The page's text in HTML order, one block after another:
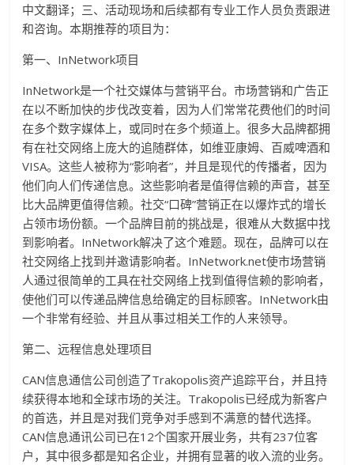
中文翻译；三、活动现场和后续都有专业工作人员负责跟进
和咨询。本期推荐的项目为：
第一、InNetwork项目
InNetwork是一个社交媒体与营销平台。市场营销和广告正
在以不断加快的步伐改变着，因为人们常常花费他们的时间
在多个数字媒体上，或同时在多个频道上。很多大品牌都拥
有在社交网络上庞大的追随群体，如维亚康姆、百威啤酒和
VISA。这些人被称为“影响者”，并且是现代的传播者，因为
他们向人们传递信息。这些影响者是值得信赖的声音，甚至
比大品牌更值得信赖。社交“口​​碑”营销正在以爆炸式的增长
占领市场份额。一个品牌目前的挑战是，很难从大数据中找
到影响者。InNetwork解决了这个难题。现在，品牌可以在
社交网络上找到并邀请影响者。InNetwork.net使市场营销
人通过很简单的工具在社交网络上找到值得信赖的影响者，
使他们可以传递品牌信息给确定的目标顾客。InNetwork由
一个非常有经验、并且从事过相关工作的人来领导。
第二、远程信息处理项目
CAN信息通信公司创造了Trakopolis资产追踪平台，并且持
续获得本地和全球市场的关注。Trakopolis已经成为新客户
的首选，并且是对我们竞争对手感到不满意的替代选择。
CAN信息通讯公司已在12个国家开展业务，共有237位客
户，其中很多都是知名企业，并拥有显著的收入流的业务。